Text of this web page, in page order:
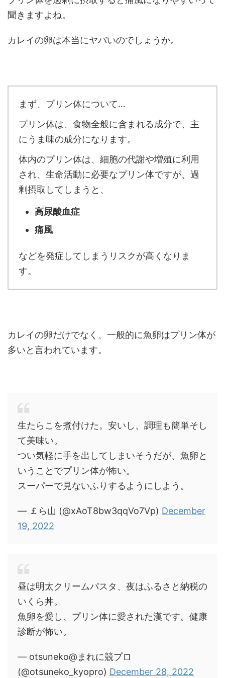
聞きますよね。
カレイの卵は本当にヤバいのでしょうか。
まず、プリン体について…
プリン体は、食物全般に含まれる成分で、主
にうま味の成分になります。
体内のプリン体は、細胞の代謝や増殖に利用
され、生命活動に必要なプリン体ですが、過
剰摂取してしまうと、
高尿酸血症
痛風
などを発症してしまうリスクが高くなりま
す。
カレイの卵だけでなく、一般的に魚卵はプリン体が
多いと言われています。
生たらこを煮付けた。安いし、調理も簡単そし
て美味い。
つい気軽に手を出してしまいそうだが、魚卵と
いうことでプリン体が怖い。
スーパーで見ないふりするようにしよう。
— ￡ら山 (@xAoT8bw3qqVo7Vp) December
19, 2022
昼は明太クリームパスタ、夜はふるさと納税の
いくら丼。
魚卵を愛し、プリン体に愛された漢です。健康
診断が怖い。
— otsuneko@まれに競プロ
(@otsuneko_kyopro) December 28, 2022